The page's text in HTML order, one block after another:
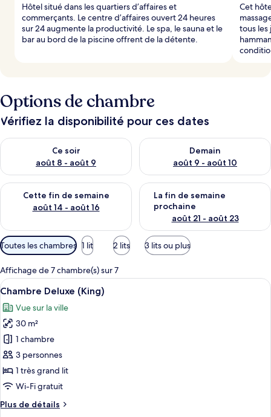
Hôtel situé dans les quartiers d’affaires et
commerçants. Le centre d’affaires ouvert 24 heures
sur 24 augmente la productivité. Le spa, le sauna et le
bar au bord de la piscine offrent de la détente.
Cet
tous les
Options de chambre
Vérifiez la disponibilité pour ces dates
Ce soir
août 8 - août 9
Vérifier la disponibilité pour ce soir août 8 - août 9
Demain
août 9 - août 10
Vérifier la disponibilité pour
Cette fin de semaine
août 14 - août 16
Vérifier la disponibilité pour cette fin de semaine août 14 -
La fin de semaine
prochaine
août 21 - août 23
Vérifier la disponibilité pour
Filtres
disponibles
pour
les
chambres
Toutes les chambres 1 lit 2 lits 3 lits ou plus
Affichage de 7 chambre(s) sur 7
Afficher
toutes
les
photos
pour
ce
type
de
chambre :
Chambre
Une chambre d’hôtel avec un
13
Chambre Deluxe (King)
Vue sur la ville
30 m²
1 chambre
3 personnes
1 très grand lit
Wi-Fi gratuit
Plus de détails
Plus